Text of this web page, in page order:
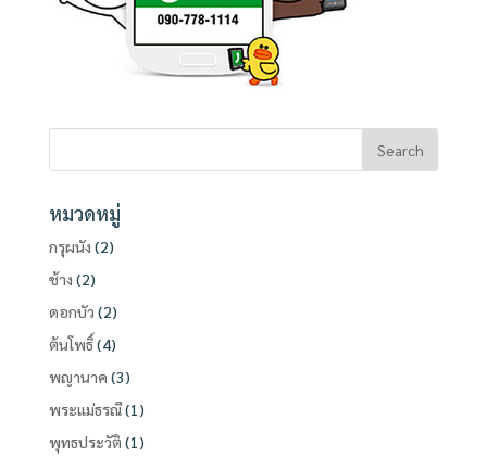
หมวดหมู่
กรุผนัง (2)
ช้าง (2)
ดอกบัว (2)
ต้นโพธิ์(4)
พญานาค (3)
พระแม่ธรณี(1)
พุทธประวัติ (1)